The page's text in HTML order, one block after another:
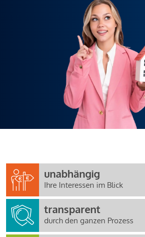
unabhängig
Ihre Interessen im Blick
transparent
durch den ganzen Prozess